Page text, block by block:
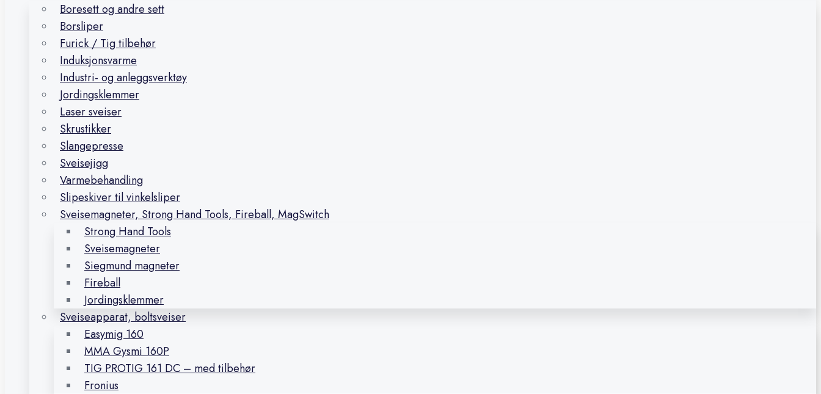
Boresett og andre sett
Borsliper
Furick / Tig tilbehør
Induksjonsvarme
Industri- og anleggsverktøy
Jordingsklemmer
Laser sveiser
Skrustikker
Slangepresse
Sveisejigg
Varmebehandling
Slipeskiver til vinkelsliper
Sveisemagneter, Strong Hand Tools, Fireball, MagSwitch
Strong Hand Tools
Sveisemagneter
Siegmund magneter
Fireball
Jordingsklemmer
Sveiseapparat, boltsveiser
Easymig 160
MMA Gysmi 160P
TIG PROTIG 161 DC – med tilbehør
Fronius